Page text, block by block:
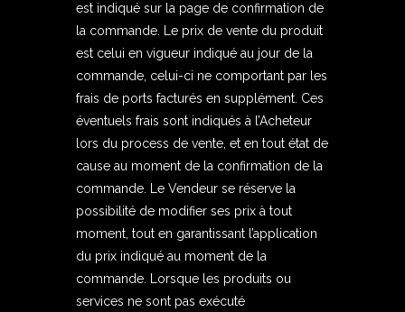
est indiqué sur la page de confirmation de
la commande. Le prix de vente du produit
est celui en vigueur indiqué au jour de la
commande, celui-ci ne comportant par les
frais de ports facturés en supplément. Ces
éventuels frais sont indiqués à l’Acheteur
lors du process de vente, et en tout état de
cause au moment de la confirmation de la
commande. Le Vendeur se réserve la
possibilité de modifier ses prix à tout
moment, tout en garantissant l’application
du prix indiqué au moment de la
commande. Lorsque les produits ou
services ne sont pas exécuté